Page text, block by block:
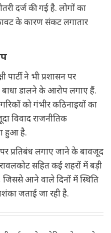
दर्ज की गई है. लोगों का
के कारण संकट लगातार
पार्टी ने भी प्रशासन पर
डालने के आरोप लगाए हैं.
को गंभीर कठिनाइयों का
विवाद राजनीतिक
हुआ है.
प्रतिबंध लगाए जाने के बावजूद
सहित कई शहरों में बड़ी
आने वाले दिनों में स्थिति
जताई जा रही है.